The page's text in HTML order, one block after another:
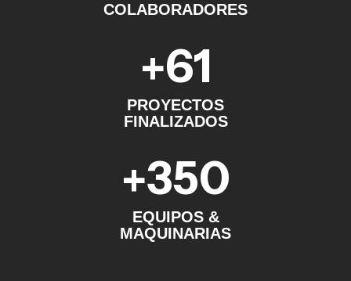
COLABORADORES
+61
PROYECTOS
FINALIZADOS
+350
EQUIPOS &
MAQUINARIAS